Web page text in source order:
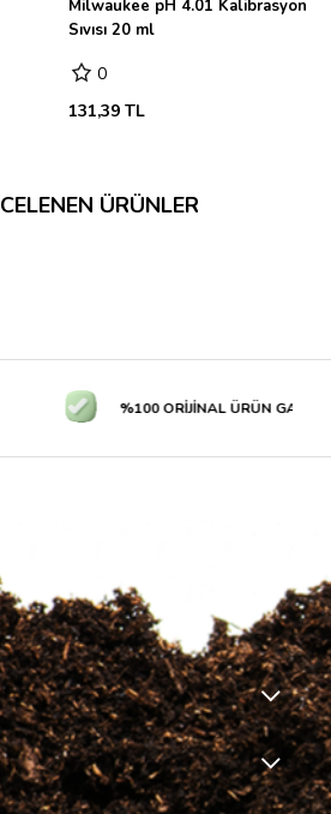
Milwaukee pH 4.01 Kalibrasyon
Sıvısı 20 ml
0
131,39 TL
ÜRÜNLER
%100 ORİJİNAL ÜRÜN